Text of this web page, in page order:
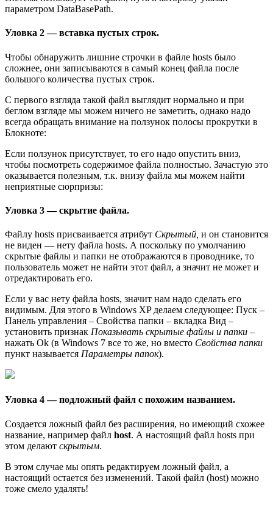
параметром DataBasePath.
Уловка 2 — вставка пустых строк.
Чтобы обнаружить лишние строчки в файле hosts было
сложнее, они записываются в самый конец файла после
большого количества пустых строк.
С первого взгляда такой файл выглядит нормально и при
беглом взгляде мы можем ничего не заметить, однако надо
всегда обращать внимание на ползунок полосы прокрутки в
Блокноте:
Если ползунок присутствует, то его надо опустить вниз,
чтобы посмотреть содержимое файла полностью. Зачастую это
оказывается полезным, т.к. внизу файла мы можем найти
неприятные сюрпризы:
Уловка 3 — скрытие файла.
Файлу hosts присваивается атрибут Скрытый, и он становится
не виден — нету файла hosts. А поскольку по умолчанию
скрытые файлы и папки не отображаются в проводнике, то
пользователь может не найти этот файл, а значит не может и
отредактировать его.
Если у вас нету файла hosts, значит нам надо сделать его
видимым. Для этого в Windows XP делаем следующее: Пуск –
Панель управления – Свойства папки – вкладка Вид –
установить признак Показывать скрытые файлы и папки –
нажать Ok (в Windows 7 все то же, но вместо Свойства папки
пункт называется Параметры папок).
Уловка 4 — подложный файл с похожим названием.
Создается ложный файл без расширения, но имеющий схожее
название, например файл host. А настоящий файл hosts при
этом делают скрытым.
В этом случае мы опять редактируем ложный файл, а
настоящий остается без изменений. Такой файл (host) можно
тоже смело удалять!